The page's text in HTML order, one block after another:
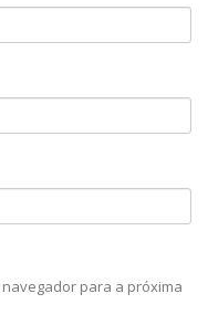
para a próxima